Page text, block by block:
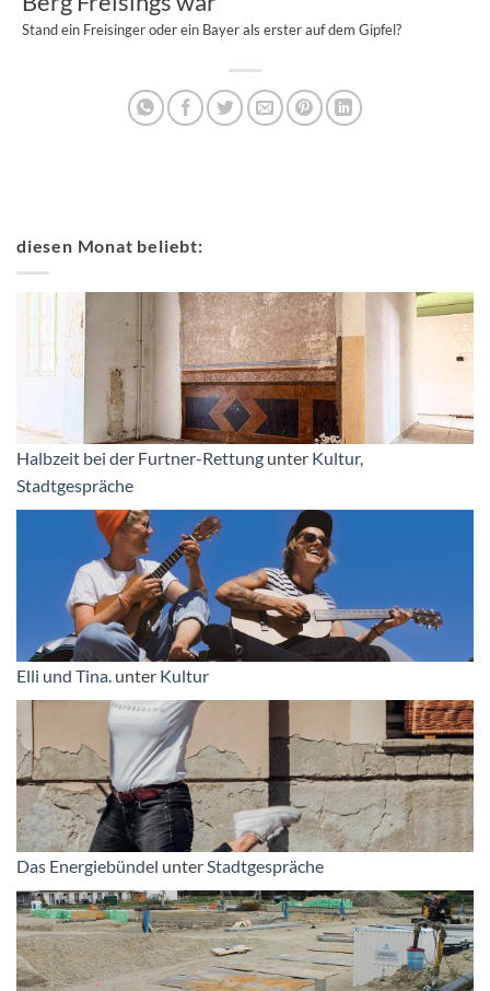
Stand ein Freisinger oder ein Bayer als erster auf dem Gipfel?
diesen Monat beliebt:
Halbzeit bei der Furtner-Rettung unter Kultur,
Stadtgespräche
Elli und Tina. unter Kultur
Das Energiebündel unterStadtgespräche